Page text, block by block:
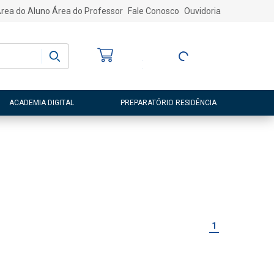
do Aluno Área do Professor Fale Conosco Ouvidoria
Entre ou Cadastre-
ACADEMIA DIGITAL PREPARATÓRIO RESIDÊNCIA
1